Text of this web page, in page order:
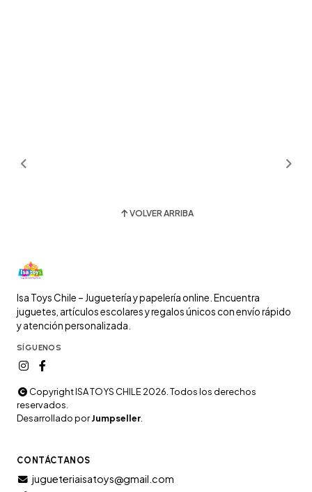
VOLVER ARRIBA
Isa Toys Chile – Juguetería y papelería online. Encuentra
juguetes, artículos escolares y regalos únicos con envío rápido
y atención personalizada.
SÍGUENOS
Copyright ISA TOYS CHILE 2026. Todos los derechos
reservados.
Desarrollado porJumpseller.
CONTÁCTANOS
jugueteriaisatoys@gmail.com